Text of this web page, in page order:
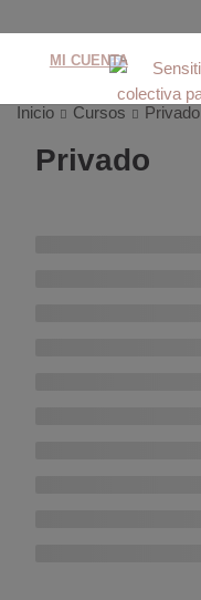
MI CUENTA
Inicio Cursos Privado
Privado